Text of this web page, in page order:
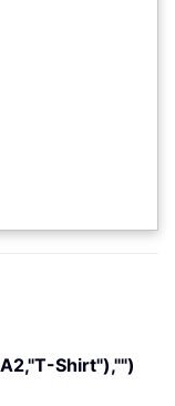
Shirt"),"")